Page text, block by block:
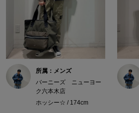
所属：メンズ
バーニーズ ニューヨー
ク六本木店
ホッシー☆ / 174cm